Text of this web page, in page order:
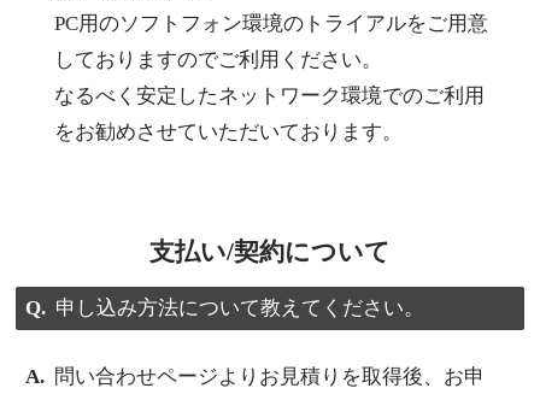
PC用のソフトフォン環境のトライアルをご用意
しておりますのでご利用ください。
なるべく安定したネットワーク環境でのご利用
をお勧めさせていただいております。
支払い/契約について
申し込み方法について教えてください。
問い合わせページよりお見積りを取得後、お申